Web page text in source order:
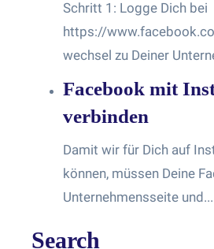
Schritt 1: Logge Dich bei
https://
wechsel zu Deiner
Facebook mit
verbinden
Damit wir für Dich auf
können, müssen Deine
Unternehmensseite und...
Search